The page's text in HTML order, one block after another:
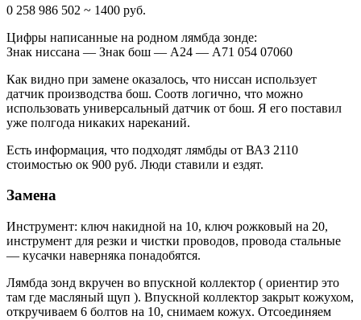
0 258 986 502 ~ 1400 руб.
Цифры написанные на родном лямбда зонде:
Знак ниссана — Знак бош — А24 — А71 054 07060
Как видно при замене оказалось, что ниссан использует
датчик производства бош. Соотв логично, что можно
использовать универсальный датчик от бош. Я его поставил
уже полгода никаких нареканий.
Есть информация, что подходят лямбды от ВАЗ 2110
стоимостью ок 900 руб. Люди ставили и ездят.
Замена
Инструмент: ключ накидной на 10, ключ рожковый на 20,
инструмент для резки и чистки проводов, провода стальные
— кусачки наверняка понадобятся.
Лямбда зонд вкручен во впускной коллектор ( ориентир это
там где масляный щуп ). Впускной коллектор закрыт кожухом,
откручиваем 6 болтов на 10, снимаем кожух. Отсоединяем